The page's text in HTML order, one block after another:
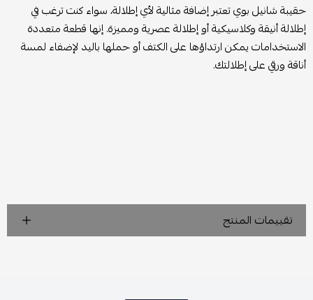
حقيبة شانيل بوي تعتبر إضافة مثالية لأي إطلالة، سواء كنت ترغب في
إطلالة أنيقة وكلاسيكية أو إطلالة عصرية ومميزة. إنها قطعة متعددة
الاستخدامات يمكن ارتداؤها على الكتف أو حملها باليد لإضفاء لمسة
أناقة ورقي على إطلالتك.
تقييمات المنتج